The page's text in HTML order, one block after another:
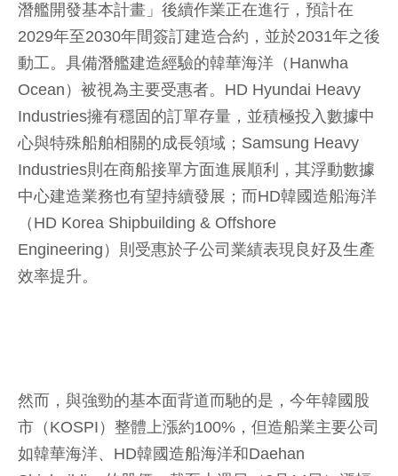
潛艦開發基本計畫」後續作業正在進行，預計在
2029年至2030年間簽訂建造合約，並於2031年之後
動工。具備潛艦建造經驗的韓華海洋（Hanwha
Ocean）被視為主要受惠者。HD Hyundai Heavy
Industries擁有穩固的訂單存量，並積極投入數據中
心與特殊船舶相關的成長領域；Samsung Heavy
Industries則在商船接單方面進展順利，其浮動數據
中心建造業務也有望持續發展；而HD韓國造船海洋
（HD Korea Shipbuilding & Offshore
Engineering）則受惠於子公司業績表現良好及生產
效率提升。
然而，與強勁的基本面背道而馳的是，今年韓國股
市（KOSPI）整體上漲約100%，但造船業主要公司
如韓華海洋、HD韓國造船海洋和Daehan